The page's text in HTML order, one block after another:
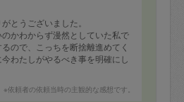
とうございました。
かわからず漫然としていた私で
ので、こっちを断捨離進めてく
わたしがやるべき事を明確にし
た。
が明確でそれに向かってサクサク
※依頼者の依頼当時の主観的な感想です。